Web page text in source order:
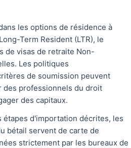
les options de résidence à
Term Resident (LTR), le
de visas de retraite Non-
Les politiques
de soumission peuvent
des professionnels du droit
des capitaux.
étapes d'importation décrites, les
bétail servent de carte de
strictement par les bureaux de